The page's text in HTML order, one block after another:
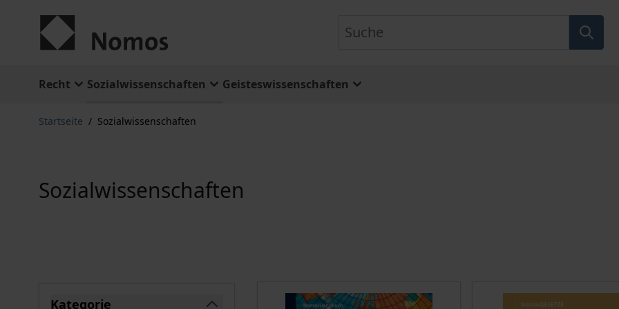
Recht Sozialwissenschaften Geisteswissenschaften
Startseite / Sozialwissenschaften
Sozialwissenschaften
Kategorie